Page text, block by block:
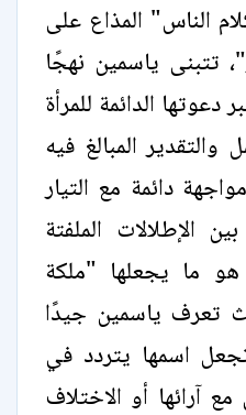
الناس" المذاع على
ياسمين نهجًا
الدائمة للمرأة
المبالغ فيه
دائمة مع التيار
الإطلالات الملفتة
ما يجعلها "ملكة
تعرف ياسمين جيدًا
اسمها يتردد في
آرائها أو الاختلاف